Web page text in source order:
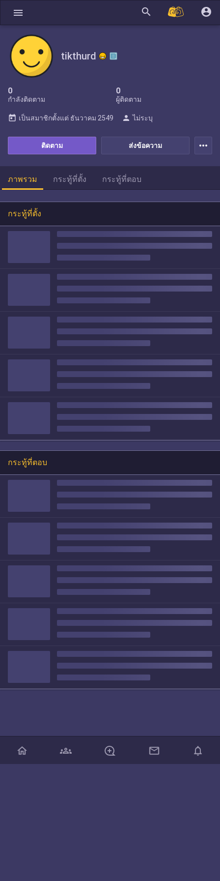
menu search account_circle
tikthurd
0
กำลังติดตาม
0
ผู้ติดตาม
ส่งข้อความ
ติดตาม
today เป็นสมาชิกตั้งแต่ ธันวาคม 2549 person ไม่ระบุ
more_horiz
ภาพรวม กระทู้ที่ตั้ง กระทู้ที่ตอบ
กระทู้ที่ตั้ง
กระทู้ที่ตอบ